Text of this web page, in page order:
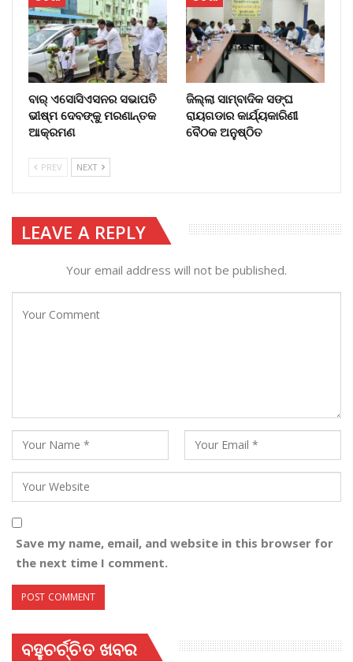
ବାର୍‌ ଏସୋସିଏସନର ସଭାପତି
ଭୀଷ୍ମ ଦେବଙ୍କୁ ମରଣାନ୍ତକ
ଆକ୍ରମଣ
ଜିଲ୍ଲା ସାମ୍ବାଦିକ ସଙ୍ଘ
ରାୟଗଡାର କାର୍ଯ୍ୟକାରିଣୀ
ବୈଠକ ଅନୁଷ୍ଠିତ
PREV NEXT
LEAVE A REPLY
Your email address will not be published.
Save my name, email, and website in this browser for
the next time I comment.
ବହୁଚର୍ଚ୍ଚିତ ଖବର